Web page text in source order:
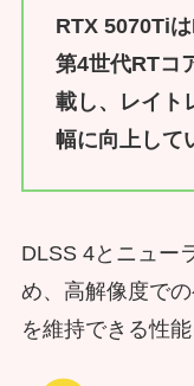
RTX 5070Ti
第4世代RTコ
載し、レイト
幅に向上して
DLSS 4とニュー
め、高解像度で
を維持できる性